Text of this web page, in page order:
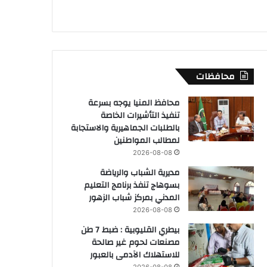
محافظات
محافظ المنيا يوجه بسرعة
تنفيذ التأشيرات الخاصة
بالطلبات الجماهيرية والاستجابة
لمطالب المواطنين
2026-08-08
مديرية الشباب والرياضة
بسوهاج تنفذ برنامج التعليم
المدني بمركز شباب الزهور
2026-08-08
بيطري القليوبية : ضبط 7 طن
مصنعات لحوم غير صالحة
للاستهلاك الآدمى بالعبور